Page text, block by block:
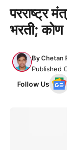
परराष्ट्र
भरती;
ByChetan
Published
Follow Us